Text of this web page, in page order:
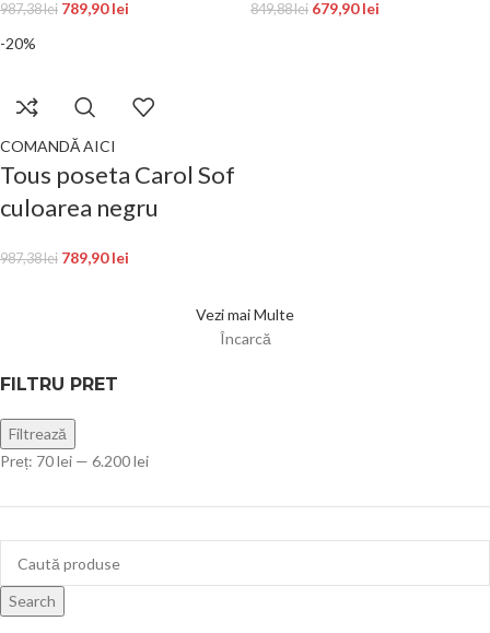
FILTRU PRET
Filtrează
Preț: 70 lei — 6.200 lei
Search
987,38lei 789,90lei 849,88lei 679,90lei
-20%
COMANDĂ AICI
Tous poseta Carol Sof
culoarea negru
987,38lei 789,90lei
Vezi mai Multe
Încarcă